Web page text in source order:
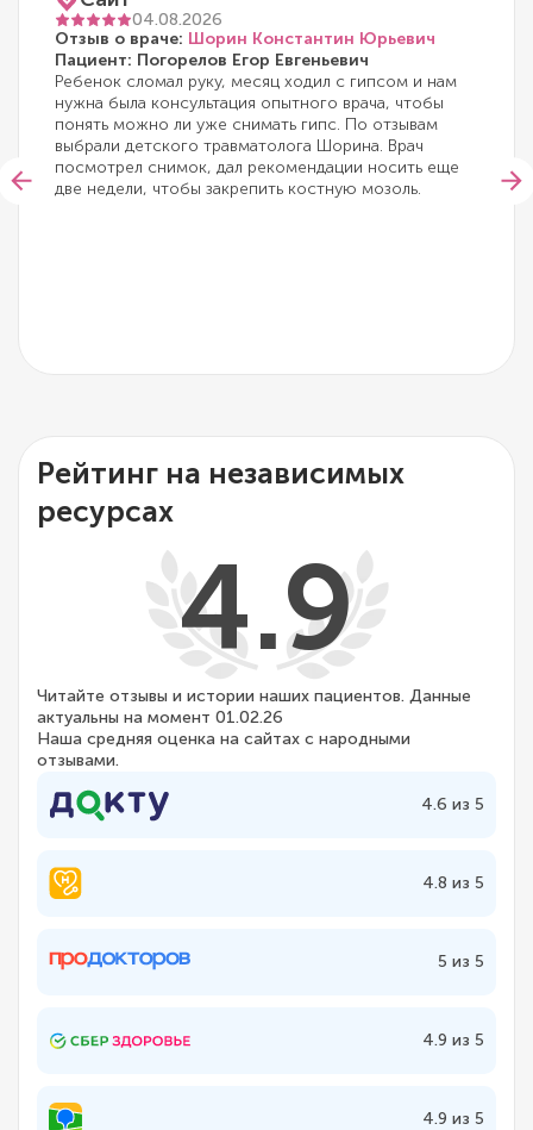
04.08.2026
Отзыв о враче: Шорин Константин Юрьевич
Пациент: Погорелов Егор Евгеньевич
Ребенок сломал руку, месяц ходил с гипсом и нам
нужна была консультация опытного врача, чтобы
понять можно ли уже снимать гипс. По отзывам
выбрали детского травматолога Шорина. Врач
посмотрел снимок, дал рекомендации носить еще
две недели, чтобы закрепить костную мозоль.
Рейтинг на независимых
ресурсах
4.9
Читайте отзывы и истории наших пациентов. Данные
актуальны на момент 01.02.26
Наша средняя оценка на сайтах с народными
отзывами.
4.6 из 5
4.8 из 5
5 из 5
4.9 из 5
4.9 из 5